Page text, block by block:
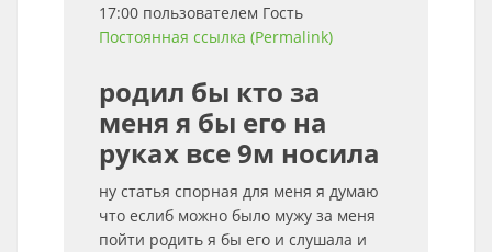
17:00 пользователем Гость
Постоянная ссылка (Permalink)
родил бы кто за
меня я бы его на
руках все 9м носила
ну статья спорная для меня я думаю
что еслиб можно было мужу за меня
пойти родить я бы его и слушала и